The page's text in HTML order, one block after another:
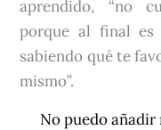
aprendido, “no
porque al final
sabiendo qué te
mismo”.
No puedo añadir